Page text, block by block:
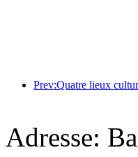
Adresse: